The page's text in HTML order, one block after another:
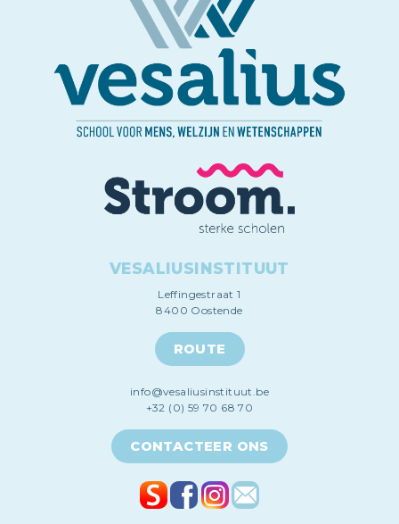
VESALIUSINSTITUUT
Leffingestraat 1
8400 Oostende
ROUTE
info@vesaliusinstituut.be
+32 (0) 59 70 68 70
CONTACTEER ONS